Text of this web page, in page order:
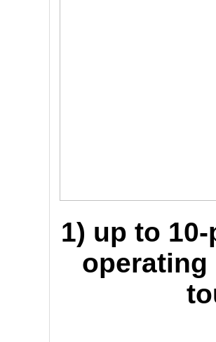
1) up to
operating